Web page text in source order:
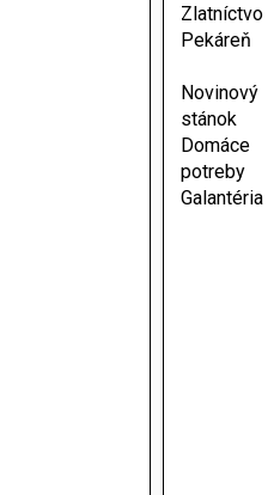
Zlatníctvo
Pekáreň
Novinový
stánok
Domáce
potreby
Galantéria